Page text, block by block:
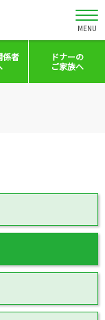
MENU
係者
ドナーの
ご家族へ